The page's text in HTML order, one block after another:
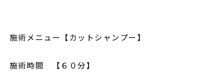
施術メニュー【カットシャンプー】
施術時間 【６０分】